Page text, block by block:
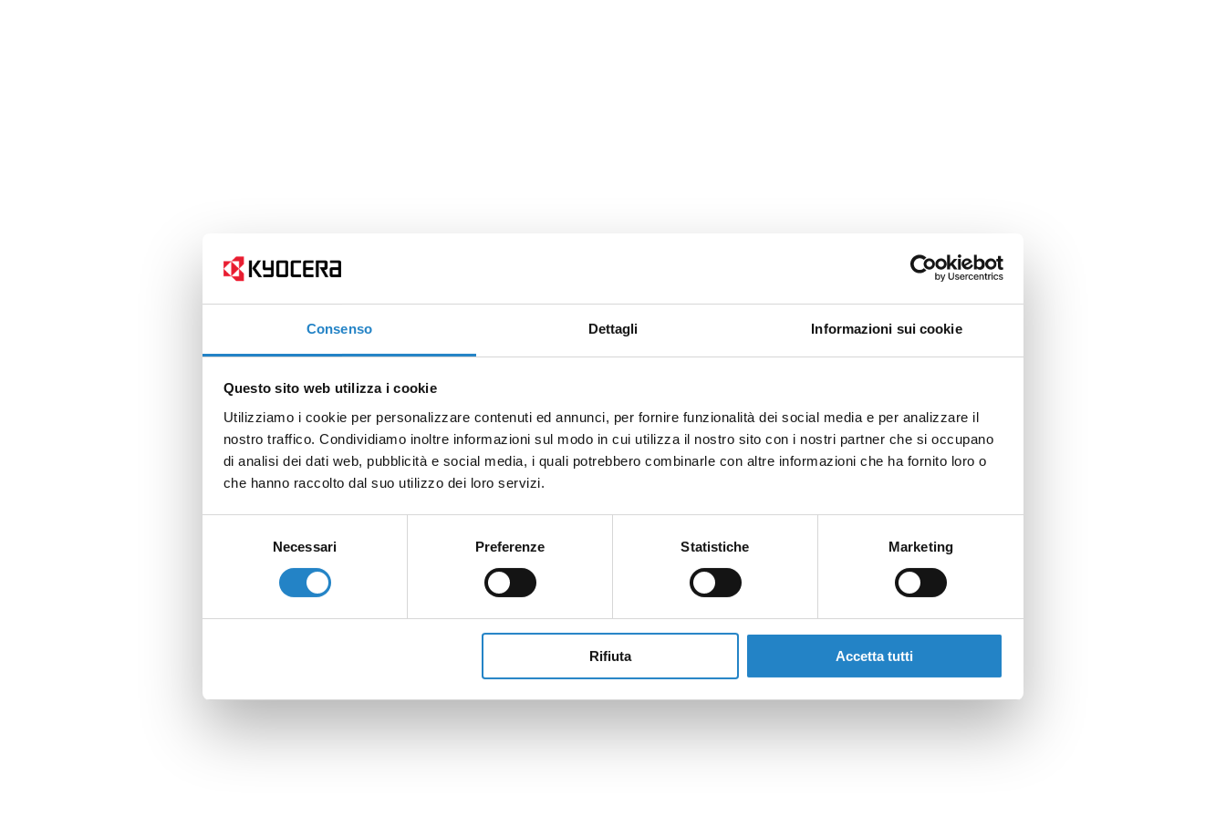
Consenso Dettagli Informazioni sui cookie
Questo sito web utilizza i cookie
Utilizziamo i cookie per personalizzare contenuti ed annunci, per fornire funzionalità dei social media e per analizzare il
nostro traffico. Condividiamo inoltre informazioni sul modo in cui utilizza il nostro sito con i nostri partner che si occupano
di analisi dei dati web, pubblicità e social media, i quali potrebbero combinarle con altre informazioni che ha fornito loro o
che hanno raccolto dal suo utilizzo dei loro servizi.
Necessari Preferenze Statistiche Marketing
Rifiuta Accetta tutti